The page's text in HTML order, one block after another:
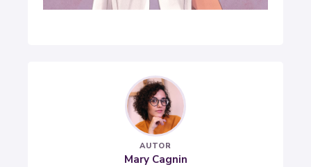
AUTOR
Mary Cagnin